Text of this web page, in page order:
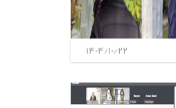
1404/10/22